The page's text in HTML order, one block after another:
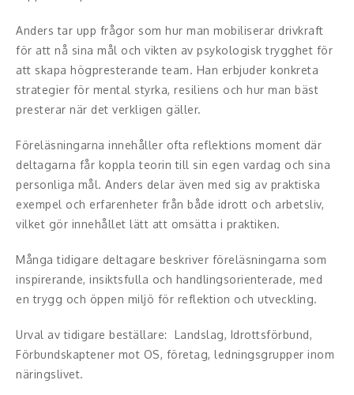
Middagsunderhållning
Musiker
Underhållning
Affärsnytta
Effektivitet, framgång
Försäljning, marknadsföring, service,
kundfokus
Förändring, organisation,
organisationsutveckling
Anders tar upp frågor som hur man mobiliserar drivkraft
för att nå sina mål och vikten av psykologisk trygghet för
att skapa högpresterande team. Han erbjuder konkreta
strategier för mental styrka, resiliens och hur man bäst
presterar när det verkligen gäller.
Föreläsningarna innehåller ofta reflektions moment där
deltagarna får koppla teorin till sin egen vardag och sina
personliga mål. Anders delar även med sig av praktiska
exempel och erfarenheter från både idrott och arbetsliv,
vilket gör innehållet lätt att omsätta i praktiken.
Många tidigare deltagare beskriver föreläsningarna som
inspirerande, insiktsfulla och handlingsorienterade, med
en trygg och öppen miljö för reflektion och utveckling.
Urval av tidigare beställare: Landslag, Idrottsförbund,
Förbundskaptener mot OS, företag, ledningsgrupper inom
näringslivet.